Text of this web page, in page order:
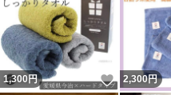
1,300 円 いいね！
2,300円